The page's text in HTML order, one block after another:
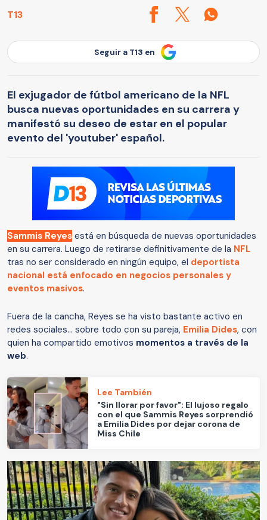
T13
Seguir a T13 en
El exjugador de fútbol americano de la NFL
busca nuevas oportunidades en su carrera y
manifestó su deseo de estar en el popular
evento del 'youtuber' español.
Sammis Reyes está en búsqueda de nuevas oportunidades
en su carrera. Luego de retirarse definitivamente de la NFL
tras no ser considerado en ningún equipo, el deportista
nacional está enfocado en negocios personales y
eventos masivos.
Fuera de la cancha, Reyes se ha visto bastante activo en
redes sociales... sobre todo con su pareja, Emilia Dides, con
quien ha compartido emotivos momentos a través de la
web.
Lee También
"Sin llorar por favor": El lujoso regalo
con el que Sammis Reyes sorprendió
a Emilia Dides por dejar corona de
Miss Chile